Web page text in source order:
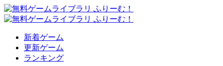
新着ゲーム
更新ゲーム
ランキング